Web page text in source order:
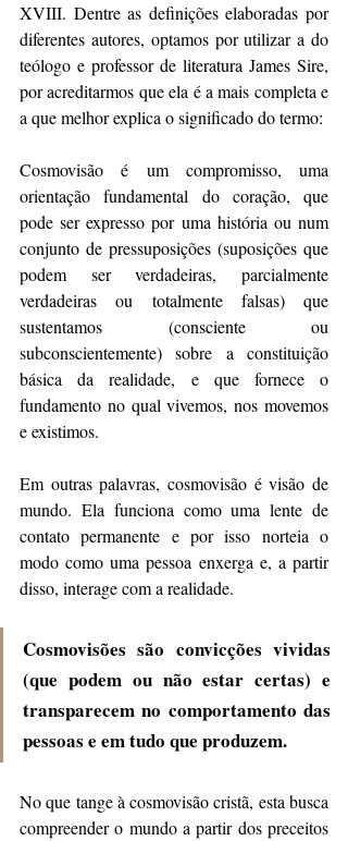
XVIII. Dentre as definições elaboradas por
diferentes autores, optamos por utilizar a do
teólogo e professor de literatura James Sire,
por acreditarmos que ela é a mais completa e
a que melhor explica o significado do termo:
Cosmovisão é um compromisso, uma
orientação fundamental do coração, que
pode ser expresso por uma história ou num
conjunto de pressuposições (suposições que
podem ser verdadeiras, parcialmente
verdadeiras ou totalmente falsas) que
sustentamos (consciente ou
subconscientemente) sobre a constituição
básica da realidade, e que fornece o
fundamento no qual vivemos, nos movemos
e existimos.
Em outras palavras, cosmovisão é visão de
mundo. Ela funciona como uma lente de
contato permanente e por isso norteia o
modo como uma pessoa enxerga e, a partir
disso, interage com a realidade.
Cosmovisões são convicções vividas
(que podem ou não estar certas) e
transparecem no comportamento das
pessoas e em tudo que produzem.
No que tange à cosmovisão cristã, esta busca
compreender o mundo a partir dos preceitos